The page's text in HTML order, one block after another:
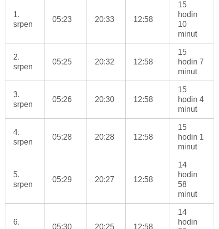
1.
srpen
05:23 20:33 12:58
15
hodin
10
minut
2.
srpen
05:25 20:32 12:58
15
hodin 7
minut
3.
srpen
05:26 20:30 12:58
15
hodin 4
minut
4.
srpen
05:28 20:28 12:58
15
hodin 1
minut
5.
srpen
05:29 20:27 12:58
14
hodin
58
minut
6.
05:30 20:25 12:58
14
hodin